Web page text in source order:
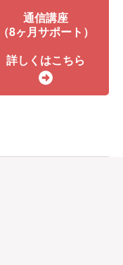
通信講座
（8ヶ月サポート）
詳しくはこちら